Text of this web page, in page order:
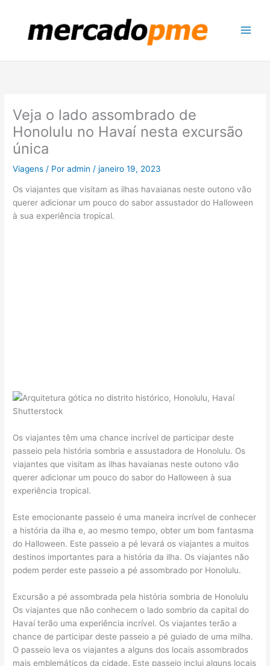
Veja o lado assombrado de
Honolulu no Havaí nesta excursão
única
Viagens / Poradmin /janeiro 19, 2023
Os viajantes que visitam as ilhas havaianas neste outono vão
querer adicionar um pouco do sabor assustador do Halloween
à sua experiência tropical.
Shutterstock
Os viajantes têm uma chance incrível de participar deste
passeio pela história sombria e assustadora de Honolulu. Os
viajantes que visitam as ilhas havaianas neste outono vão
querer adicionar um pouco do sabor do Halloween à sua
experiência tropical.
Este emocionante passeio é uma maneira incrível de conhecer
a história da ilha e, ao mesmo tempo, obter um bom fantasma
do Halloween. Este passeio a pé levará os viajantes a muitos
destinos importantes para a história da ilha. Os viajantes não
podem perder este passeio a pé assombrado por Honolulu.
Excursão a pé assombrada pela história sombria de Honolulu
Os viajantes que não conhecem o lado sombrio da capital do
Havaí terão uma experiência incrível. Os viajantes terão a
chance de participar deste passeio a pé guiado de uma milha.
O passeio leva os viajantes a alguns dos locais assombrados
mais emblemáticos da cidade. Este passeio inclui alguns locais